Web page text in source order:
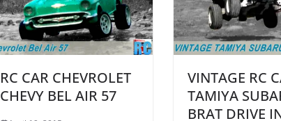
RC CAR CHEVROLET
CHEVY BEL AIR 57
VINTAGE RC
TAMIYA
BRAT DRIVE